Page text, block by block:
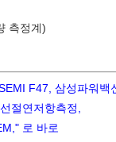
측정계)
F47, 삼성파워백
절연저항측정,
로 바로